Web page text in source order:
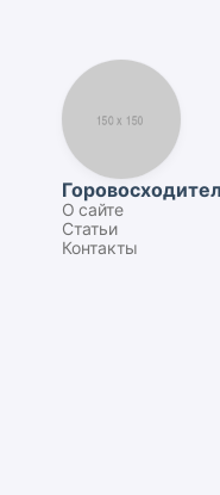
О сайте
Статьи
Контакты